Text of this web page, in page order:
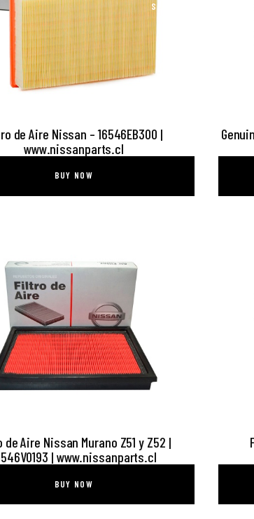
de Aire Nissan – 16546EB300 |
www.nissanparts.cl
BUY NOW
de Aire Nissan Murano Z51 y Z52 |
| www.nissanparts.cl
BUY NOW
SEARCH